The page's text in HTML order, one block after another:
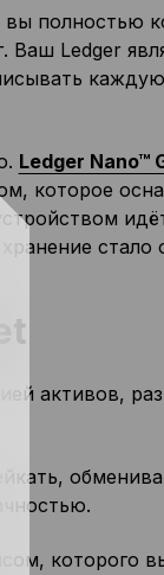
полностью
Ledger
Ledger Nano™
которое
стало
активов,
которого